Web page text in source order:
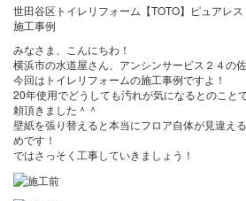
世田谷区トイレリフォーム【TOTO】ピュアレ
施工事例
みなさま、こんにちわ！
横浜市の水道屋さん、アンシンサービス２４の
今回はトイレリフォームの施工事例ですよ！
20年使用でどうしても汚れが気になるとのこと
頼頂きました＾＾
壁紙を張り替えると本当にフロア自体が見違え
めです！
ではさっそく工事していきましょう！